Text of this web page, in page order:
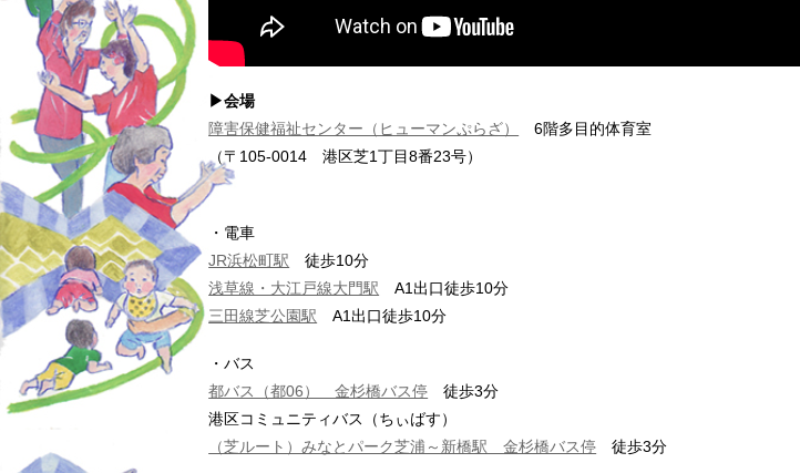
▶会場
障害保健福祉センター（ヒューマンぷらざ）
6階多目的体育室
（〒105-0014 港区芝1丁目8番23号）
・電車
JR浜松町駅 徒歩10分
浅草線・大江戸線大門駅 A1出口徒歩10分
三田線芝公園駅 A1出口徒歩10分
・バス
都バス（都06） 金杉橋バス停 徒歩3分
港区コミュニティバス（ちぃばす）
（芝ルート）みなとパーク芝浦～新橋駅 金杉橋バス停 徒歩3分